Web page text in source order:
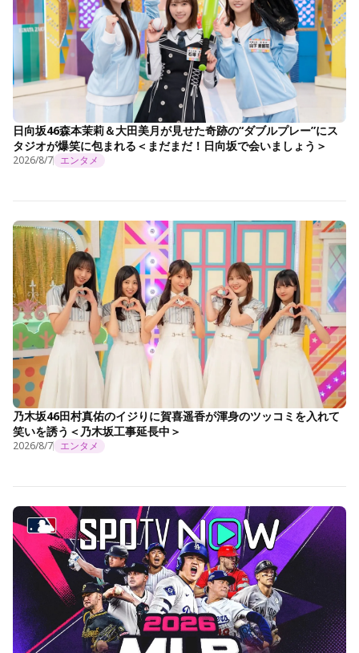
日向坂46森本茉莉＆大田美月が見せた奇跡の“ダブルプレー”にス
タジオが爆笑に包まれる＜まだまだ！日向坂で会いましょう＞
2026/8/7 エンタメ
乃木坂46田村真佑のイジりに賀喜遥香が渾身のツッコミを入れて
笑いを誘う＜乃木坂工事延長中＞
2026/8/7 エンタメ